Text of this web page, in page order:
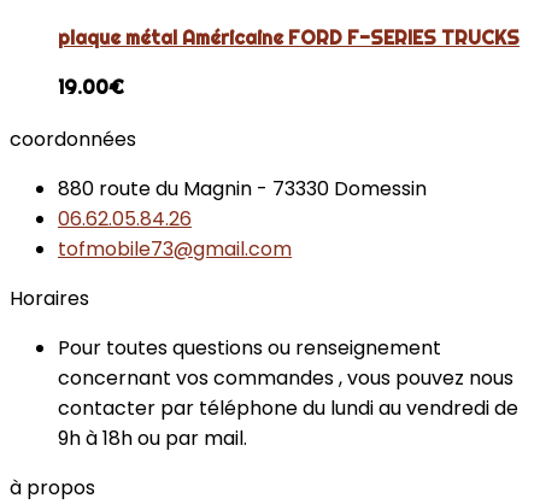
plaque métal Américaine FORD F-SERIES TRUCKS
19.00€
coordonnées
880 route du Magnin - 73330 Domessin
06.62.05.84.26
tofmobile73@gmail.com
Horaires
Pour toutes questions ou renseignement
concernant vos commandes , vous pouvez nous
contacter par téléphone du lundi au vendredi de
9h à 18h ou par mail.
à propos